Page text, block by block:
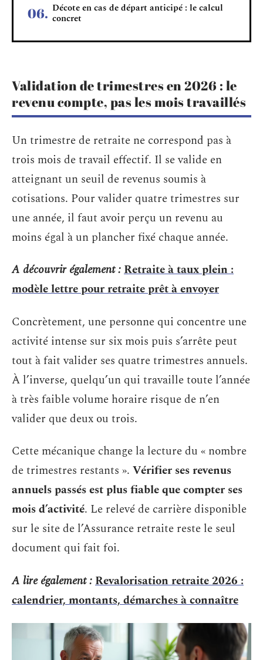
Décote en cas de départ anticipé : le calcul
concret
Validation de trimestres en 2026 : le
revenu compte, pas les mois travaillés
Un trimestre de retraite ne correspond pas à
trois mois de travail effectif. Il se valide en
atteignant un seuil de revenus soumis à
cotisations. Pour valider quatre trimestres sur
une année, il faut avoir perçu un revenu au
moins égal à un plancher fixé chaque année.
A découvrir également :Retraite à taux plein :
modèle lettre pour retraite prêt à envoyer
Concrètement, une personne qui concentre une
activité intense sur six mois puis s’arrête peut
tout à fait valider ses quatre trimestres annuels.
À l’inverse, quelqu’un qui travaille toute l’année
à très faible volume horaire risque de n’en
valider que deux ou trois.
Cette mécanique change la lecture du « nombre
de trimestres restants ». Vérifier ses revenus
annuels passés est plus fiable que compter ses
mois d’activité. Le relevé de carrière disponible
sur le site de l’Assurance retraite reste le seul
document qui fait foi.
A lire également :Revalorisation retraite 2026 :
calendrier, montants, démarches à connaître